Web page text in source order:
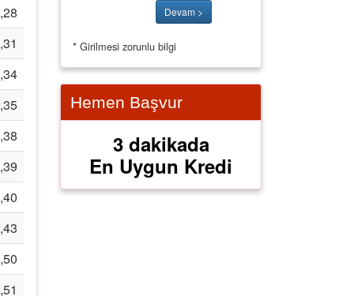
* Girilmesi zorunlu bilgi
Hemen Başvur
3 dakikada
En Uygun Kredi